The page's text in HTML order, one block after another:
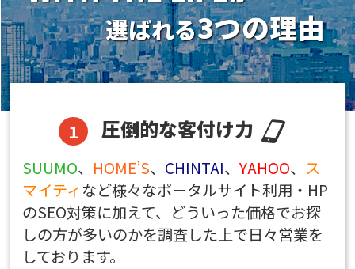
選ばれる3つの理由
圧倒的な客付け力
SUUMO、 HOME’S、 CHINTAI、YAHOO、 ス
マイティ など様々なポータルサイト利用・HP
のSEO対策に加えて、どういった価格でお探
しの方が多いのかを調査した上で日々営業を
しております。